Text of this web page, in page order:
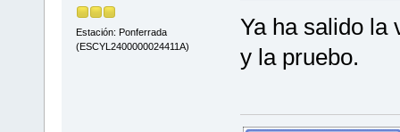
Estación: Ponferrada
(ESCYL2400000024411A)
Ya ha salido la
y la pruebo.